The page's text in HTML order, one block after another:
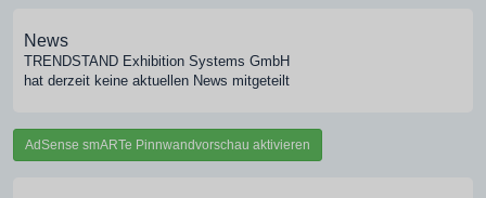
News
TRENDSTAND Exhibition Systems GmbH
hat derzeit keine aktuellen News mitgeteilt
AdSense smARTe Pinnwandvorschau aktivieren